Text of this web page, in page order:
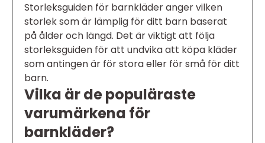
Storleksguiden för barnkläder anger vilken
storlek som är lämplig för ditt barn baserat
på ålder och längd. Det är viktigt att följa
storleksguiden för att undvika att köpa kläder
som antingen är för stora eller för små för ditt
barn.
Vilka är de populäraste
varumärkena för
barnkläder?